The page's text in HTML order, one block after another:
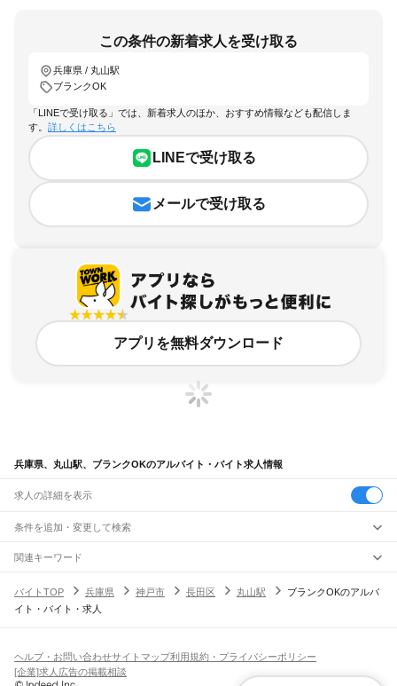
この条件の新着求人を受け取る
兵庫県 / 丸山駅
ブランクOK
「LINEで受け取る」では、新着求人のほか、おすすめ情報なども配信しま
す。 詳しくはこちら
LINEで受け取る
メールで受け取る
アプリを無料ダウンロード
兵庫県、丸山駅、ブランクOKのアルバイト・バイト求人情報
求人の詳細を表示
条件を追加・変更して検索
市区町村を追加・変更
兵庫県すべて
神戸市 すべて
西脇市宝塚市三木市高砂市川西市小野市三田市加西市丹波篠山市
丹波市南あわじ市朝来市 たつの市川辺郡多可郡加古郡
駅を追加・変更
JR神戸線(神戸～姫路)
職種を追加・変更
飲食・フードサービスすべて
ホールスタッフキッチンスタッフ
パン屋（ベーカリー）
バー（BAR）・バーテンダー
人気
雇用形態を追加・変更
関連キーワード
バイトTOP
兵庫県 神戸市 長田区 丸山駅
ブランクOKのアルバ
イト・バイト・求人
ヘルプ・お問い合わせサイトマップ利用規約・プライバシーポリシー
[企業]求人広告の掲載相談